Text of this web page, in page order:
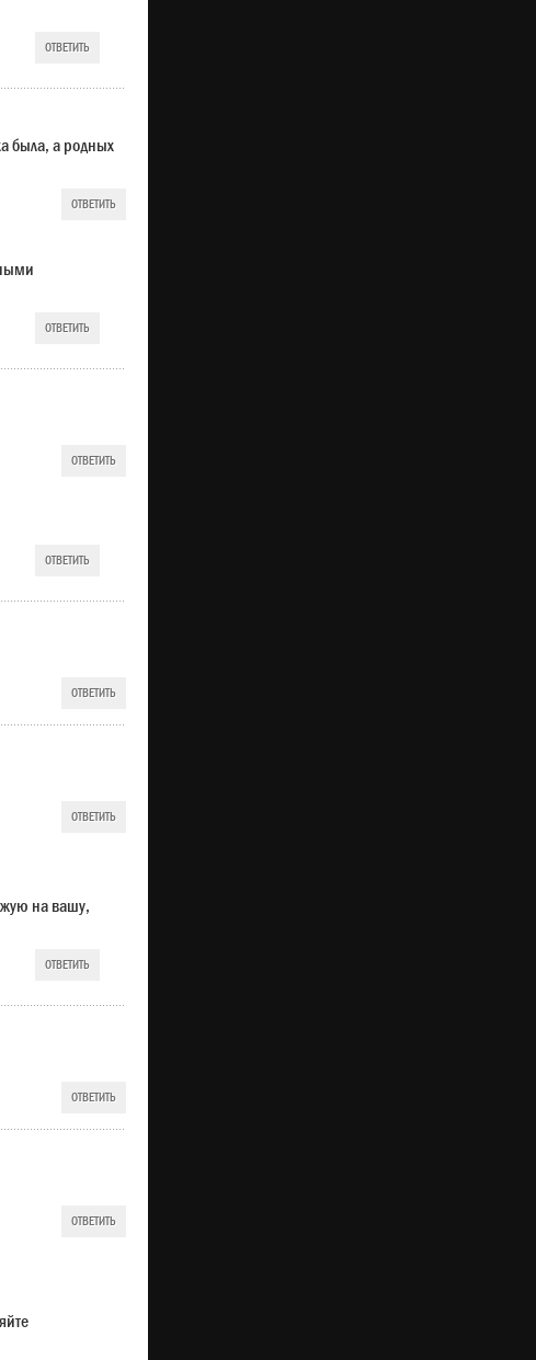
ОТВЕТИТЬ
была, а родных
ОТВЕТИТЬ
ОТВЕТИТЬ
ОТВЕТИТЬ
ОТВЕТИТЬ
ОТВЕТИТЬ
ОТВЕТИТЬ
на вашу,
ОТВЕТИТЬ
ОТВЕТИТЬ
ОТВЕТИТЬ